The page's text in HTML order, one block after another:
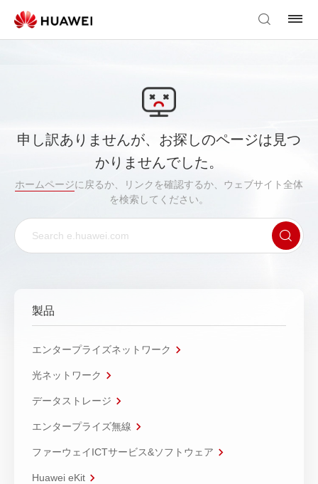
申し訳ありませんが、お探しのページは見つ
かりませんでした。
ホームページに戻るか、リンクを確認するか、ウェブサイト全体
を検索してください。
製品
エンタープライズネットワーク
光ネットワーク
データストレージ
エンタープライズ無線
ファーウェイICTサービス&ソフトウェア
Huawei eKit